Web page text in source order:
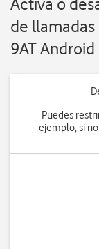
de llamadas
9AT
Puedes
ejemplo, si